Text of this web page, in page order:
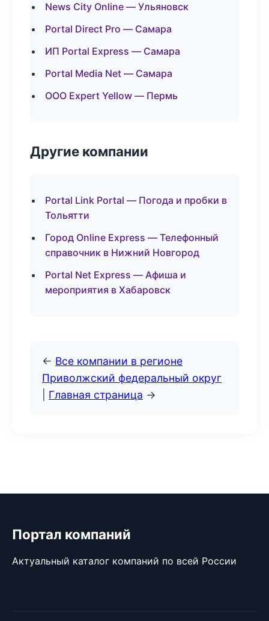
News City Online — Ульяновск
Portal Direct Pro — Самара
ИП Portal Express — Самара
Portal Media Net — Самара
ООО Expert Yellow — Пермь
Другие компании
Portal Link Portal — Погода и пробки в
Тольятти
Город Online Express — Телефонный
справочник в Нижний Новгород
Portal Net Express — Афиша и
мероприятия в Хабаровск
← Все компании в регионе
Приволжский федеральный округ
Главная страница →
Портал компаний
Актуальный каталог компаний по всей России